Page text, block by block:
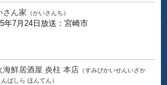
さん家 （かいさんち）
年7月24日放送：宮崎市
海鮮居酒屋 炎柱 本店 （すみびかいせんいざか
ばしら ほんてん）